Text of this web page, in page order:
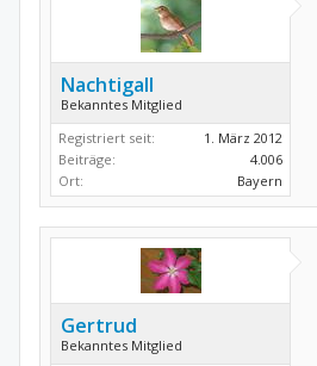
Nachtigall
Bekanntes Mitglied
Registriert seit:
1. März 2012
Beiträge:
4.006
Ort:
Bayern
Gertrud
Bekanntes Mitglied